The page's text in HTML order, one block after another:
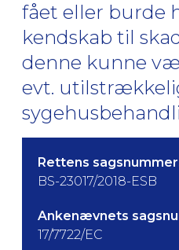
fået eller burde
kendskab til
denne kunne
evt.
Rettens
BS-23017/2018-ESB
Ankenævnets
17/7722/EC